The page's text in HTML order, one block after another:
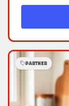
PARTNER